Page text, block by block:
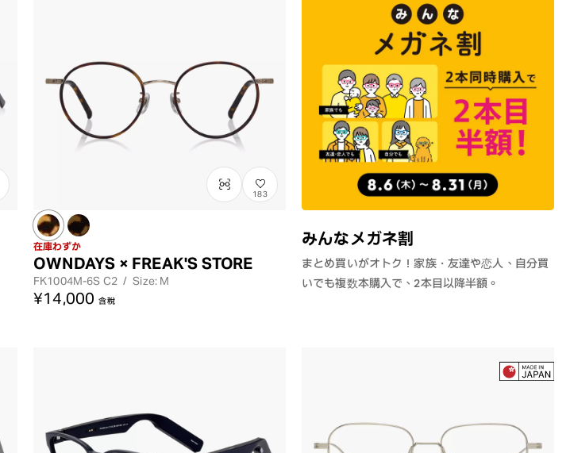
みんなメガネ割
まとめ買いがオトク！家族・友達や恋人、自分買
いでも複数本購入で、2本目以降半額。
183
在庫わずか
OWNDAYS × FREAK'S STORE
FK1004M-6S C2 / Size: M
¥14,000 含稅